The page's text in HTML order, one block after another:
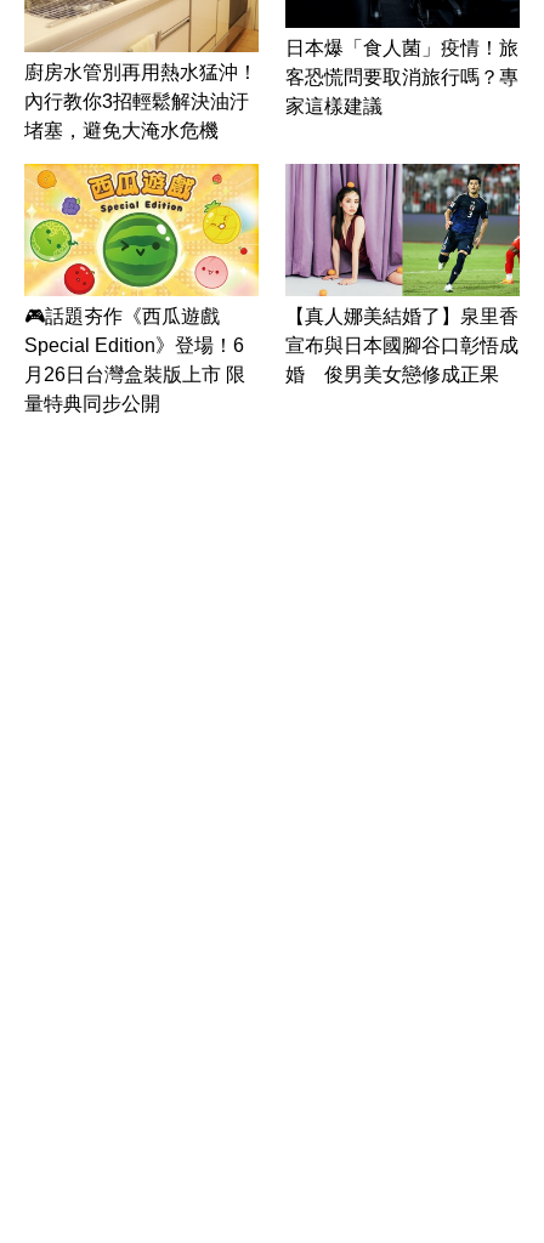
廚房水管別再用熱水猛沖！
內行教你3招輕鬆解決油汙
堵塞，避免大淹水危機
日本爆「食人菌」疫情！旅
客恐慌問要取消旅行嗎？專
家這樣建議
🎮話題夯作《西瓜遊戲
Special Edition》登場！6
月26日台灣盒裝版上市 限
量特典同步公開
【真人娜美結婚了】泉里香
宣布與日本國腳谷口彰悟成
婚 俊男美女戀修成正果